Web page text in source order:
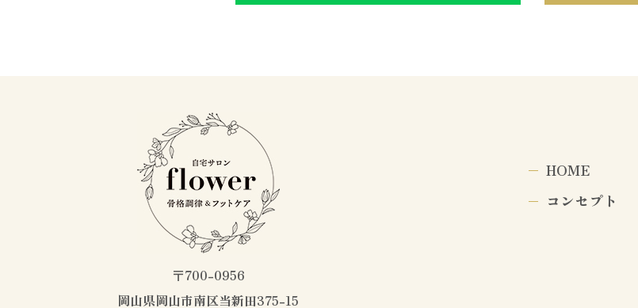
〒700-0956
岡山県岡山市南区当新田375-15
HOME
コンセプト